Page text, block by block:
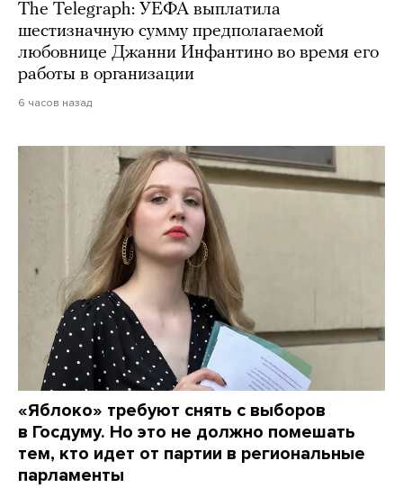
The Telegraph: УЕФА выплатила
шестизначную сумму предполагаемой
любовнице Джанни Инфантино во время его
работы в организации
6 часов назад
«Яблоко» требуют снять с выборов
в Госдуму. Но это не должно помешать
тем, кто идет от партии в региональные
парламенты